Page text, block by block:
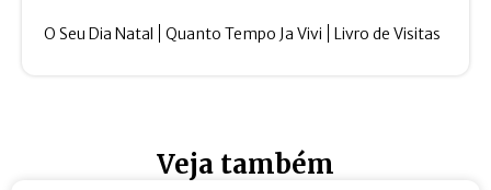
O Seu Dia Natal Quanto Tempo Ja Vivi Livro de Visitas
Veja também